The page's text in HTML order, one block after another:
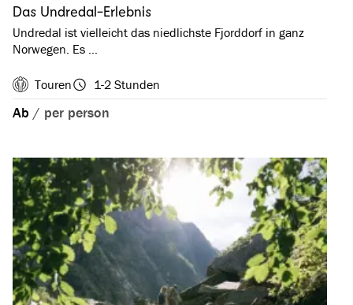
Das Undredal-Erlebnis
Undredal ist vielleicht das niedlichste Fjorddorf in ganz
Norwegen. Es …
Touren 1-2 Stunden
Ab / per person